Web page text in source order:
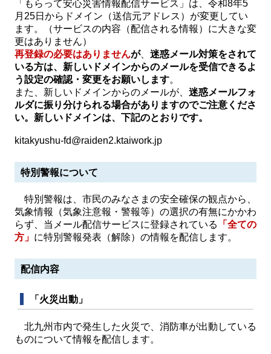
「もらって安心災害情報配信サービス」は、令和8年5
月25日からドメイン（送信元アドレス）が変更してい
ます。（サービスの内容（配信される情報）に大きな変
更はありません）
再登録の必要はありませんが、 迷惑メール対策をされて
いる方は、新しいドメインからのメールを受信できるよ
う設定の確認・変更をお願いします。
また、新しいドメインからのメールが、 迷惑メールフォ
ルダに振り分けられる場合がありますのでご注意くださ
い。新しいドメインは、下記のとおりです。
kitakyushu-fd@raiden2.ktaiwork.jp
特別警報について
特別警報は、市民のみなさまの安全確保の観点から、
気象情報（気象注意報・警報等）の選択の有無にかかわ
らず、当メール配信サービスに登録されている
「全ての
方」 に特別警報発表（解除）の情報を配信します。
配信内容
「火災出動」
北九州市内で発生した火災で、消防車が出動している
ものについて情報を配信します。